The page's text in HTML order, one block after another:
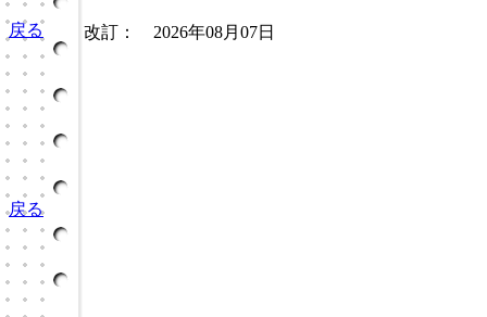
改訂： 2026年08月07日
戻る
戻る